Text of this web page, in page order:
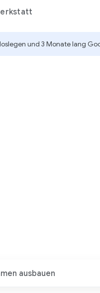
und 3 Monate lang
ausbauen